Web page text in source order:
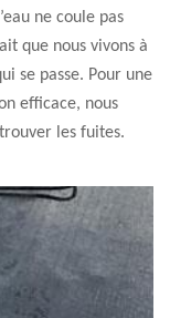
ne coule pas
que nous vivons à
se passe. Pour une
efficace, nous
les fuites.